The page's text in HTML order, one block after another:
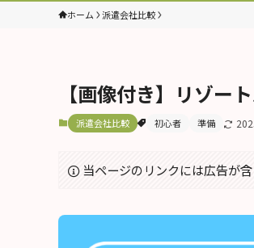
ホーム 派遣会社比較
【画像付き】リゾー
派遣会社比較 初心者 準備
当ページのリンクには広告が含